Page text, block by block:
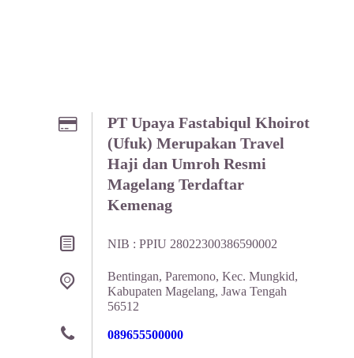
PT Upaya Fastabiqul Khoirot
(Ufuk) Merupakan Travel
Haji dan Umroh Resmi
Magelang Terdaftar
Kemenag
NIB : PPIU 28022300386590002
Bentingan, Paremono, Kec. Mungkid,
Kabupaten Magelang, Jawa Tengah
56512
089655500000